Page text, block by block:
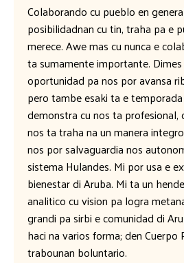
Colaborando cu pueblo en
posibilidadnan cu tin, traha pa e
merece. Awe mas cu nunca e
ta sumamente importante.
oportunidad pa nos por avansa
pero tambe esaki ta e
demonstra cu nos ta profesional,
nos ta traha na un manera
nos por salvaguardia nos
sistema Hulandes. Mi por usa e
bienestar di Aruba. Mi ta un
analitico cu vision pa logra
grandi pa sirbi e comunidad di
haci na varios forma; den
trabounan boluntario.